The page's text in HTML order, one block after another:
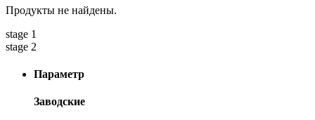
Продукты не найдены.
stage 1
stage 2
Параметр
Заводские